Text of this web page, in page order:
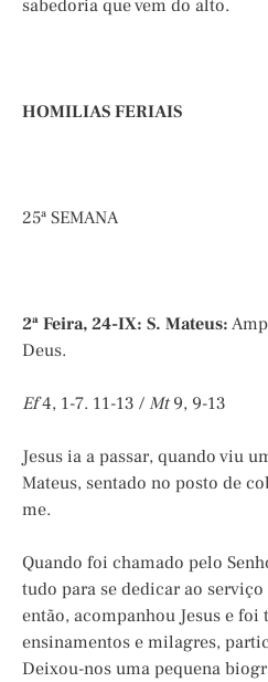
sabedoria que vem do alto.
HOMILIAS FERIAIS
25ª SEMANA
2ª Feira, 24-IX: S. Mateus:
Deus.
Ef4, 1-7. 11-13 / Mt9, 9-13
Jesus ia a passar, quando viu
Mateus, sentado no posto de
me.
Quando foi chamado pelo
tudo para se dedicar ao
então, acompanhou Jesus e foi
ensinamentos e milagres,
Deixou-nos uma pequena